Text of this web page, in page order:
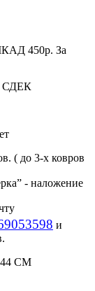
450р. За
СДЕК
( до 3-х ковров
- наложение
и
СМ